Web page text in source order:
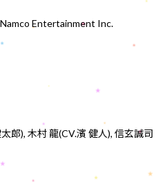
Entertainment Inc.
郎), 木村 龍(CV.濱 健人), 信玄誠司